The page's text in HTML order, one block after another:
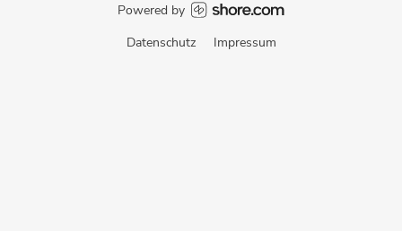
Powered by
Datenschutz
Impressum